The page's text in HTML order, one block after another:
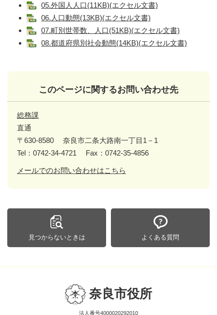
05.外国人人口(11KB)(エクセル文書)
06.人口動態(13KB)(エクセル文書)
07.町別世帯数、人口(51KB)(エクセル文書)
08.都道府県別社会動態(14KB)(エクセル文書)
このページに関するお問い合わせ先
総務課
直通
〒630-8580
奈良市二条大路南一丁目1－1
Tel：0742-34-4721
Fax：0742-35-4856
メールでのお問い合わせはこちら
見つからないときは よくある質問
奈良市役所
法人番号4000020292010